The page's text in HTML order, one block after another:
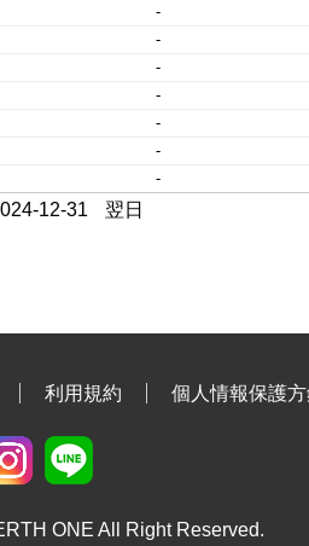
-
-
-
-
-
-
-
12-31 翌日
利用規約 個人情報保護
ONE All Right Reserved.